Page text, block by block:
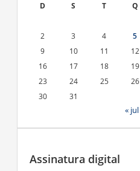
D S T Q
2
3 4 5
9
10 11 12
16
17 18 19
23
24 25 26
30
31
« jul
Assinatura digital